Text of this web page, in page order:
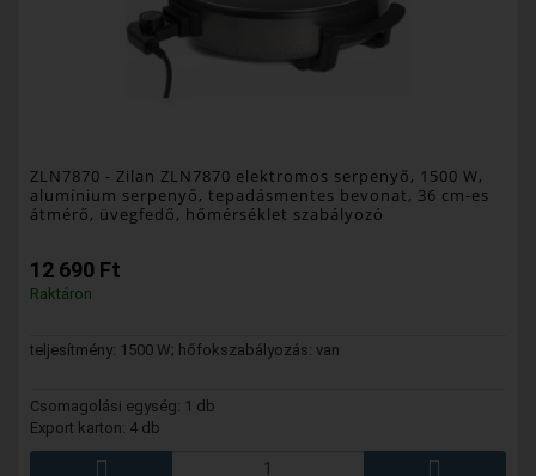
ZLN7870 - Zilan ZLN7870 elektromos serpenyő, 1500 W,
alumínium serpenyő, tepadásmentes bevonat, 36 cm-es
átmérő, üvegfedő, hőmérséklet szabályozó
12 690 Ft
Raktáron
teljesítmény: 1500 W; hőfokszabályozás: van
Csomagolási egység: 1 db
Export karton: 4 db